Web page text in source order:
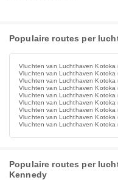
Populaire routes per
Vluchten van Luchthaven
Vluchten van Luchthaven
Vluchten van Luchthaven Kotoka
Vluchten van Luchthaven Kotoka
Vluchten van Luchthaven
Vluchten van Luchthaven
Vluchten van Luchthaven Kotoka
Vluchten van Luchthaven
Vluchten van Luchthaven
Populaire routes per
Kennedy